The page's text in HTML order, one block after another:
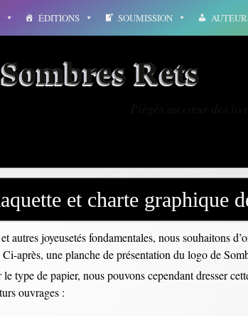
ÉDITIONS SOUMISSION
Rets
et charte graphique
autres joyeusetés fondamentales, nous souhaitons
après, une planche de présentation du logo de
type de papier, nous pouvons cependant dresser
ouvrages :